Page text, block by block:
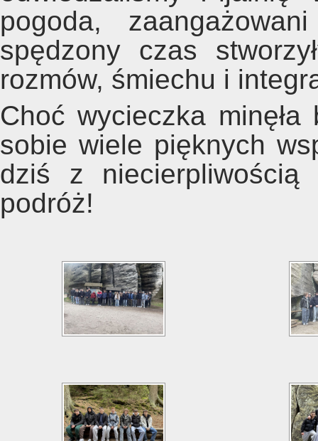
pogoda,
spędzony czas
rozmów, śmiechu i
Choć wycieczka
sobie wiele pięknych
dziś z
podróż!